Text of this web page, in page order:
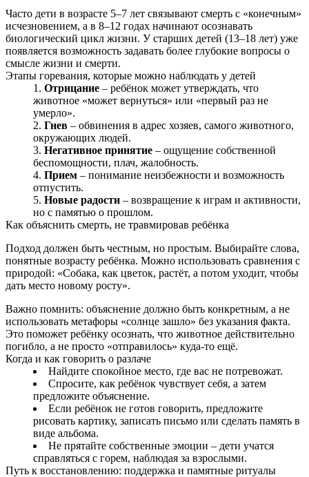
Часто дети в возрасте 5–7 лет связывают смерть с «конечным»
исчезновением, а в 8–12 годах начинают осознавать
биологический цикл жизни. У старших детей (13–18 лет) уже
появляется возможность задавать более глубокие вопросы о
смысле жизни и смерти.
Этапы горевания, которые можно наблюдать у детей
Отрицание – ребёнок может утверждать, что
животное «может вернуться» или «первый раз не
умерло».
Гнев – обвинения в адрес хозяев, самого животного,
окружающих людей.
Негативное принятие – ощущение собственной
беспомощности, плач, жалобность.
Прием – понимание неизбежности и возможность
отпустить.
Новые радости – возвращение к играм и активности,
но с памятью о прошлом.
Как объяснить смерть, не травмировав ребёнка
Подход должен быть честным, но простым. Выбирайте слова,
понятные возрасту ребёнка. Можно использовать сравнения с
природой: «Собака, как цветок, растёт, а потом уходит, чтобы
дать место новому росту».
Важно помнить: объяснение должно быть конкретным, а не
использовать метафоры «солнце зашло» без указания факта.
Это поможет ребёнку осознать, что животное действительно
погибло, а не просто «отправилось» куда‑то ещё.
Когда и как говорить о разлаче
Найдите спокойное место, где вас не потревожат.
Спросите, как ребёнок чувствует себя, а затем
предложите объяснение.
Если ребёнок не готов говорить, предложите
рисовать картику, записать письмо или сделать память в
виде альбома.
Не прятайте собственные эмоции – дети учатся
справляться с горем, наблюдая за взрослыми.
Путь к восстановлению: поддержка и памятные ритуалы